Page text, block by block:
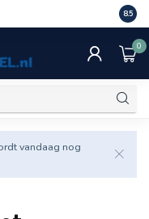
Veel
8.5
0
vandaag nog